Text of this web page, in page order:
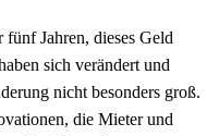
Jahren, dieses Geld
sich verändert und
nicht besonders groß.
die Mieter und